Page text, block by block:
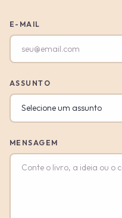
E-MAIL
ASSUNTO
MENSAGEM